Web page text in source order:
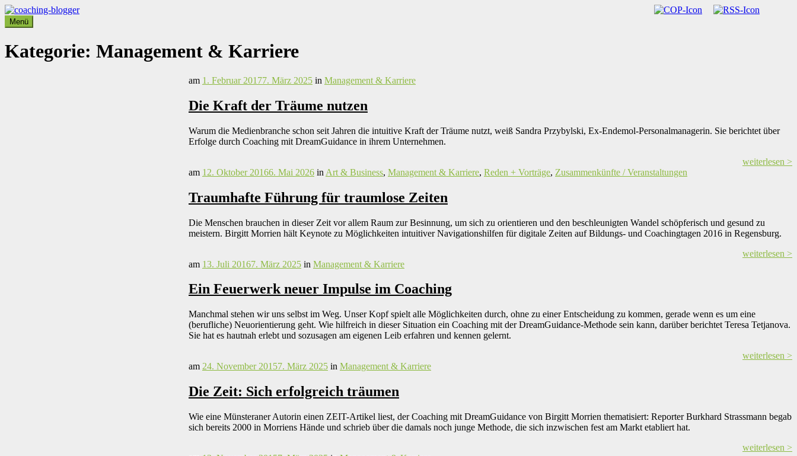
Weiter
zum
Inhalt
coaching-blogger
Refugium für vielseitige Persönlichkeiten
Menü
Kategorie: Management & Karriere
am 1. Februar 20177. März 2025 in Management & Karriere
Die Kraft der Träume nutzen
Warum die Medienbranche schon seit Jahren die intuitive Kraft der Träume nutzt, weiß Sandra Przybylski, Ex-Endemol-Personalmanagerin. Sie berichtet über
Erfolge durch Coaching mit DreamGuidance in ihrem Unternehmen.
weiterlesen >
am 12. Oktober 20166. Mai 2026 in Art & Business, Management & Karriere, Reden + Vorträge, Zusammenkünfte / Veranstaltungen
Traumhafte Führung für traumlose Zeiten
Die Menschen brauchen in dieser Zeit vor allem Raum zur Besinnung, um sich zu orientieren und den beschleunigten Wandel schöpferisch und gesund zu
meistern. Birgitt Morrien hält Keynote zu Möglichkeiten intuitiver Navigationshilfen für digitale Zeiten auf Bildungs- und Coachingtagen 2016 in Regensburg.
weiterlesen >
am 13. Juli 20167. März 2025 in Management & Karriere
Ein Feuerwerk neuer Impulse im Coaching
Manchmal stehen wir uns selbst im Weg. Unser Kopf spielt alle Möglichkeiten durch, ohne zu einer Entscheidung zu kommen, gerade wenn es um eine
(berufliche) Neuorientierung geht. Wie hilfreich in dieser Situation ein Coaching mit der DreamGuidance-Methode sein kann, darüber berichtet Teresa Tetjanova.
Sie hat es hautnah erlebt und sozusagen am eigenen Leib erfahren und kennen gelernt.
weiterlesen >
am 24. November 20157. März 2025 in Management & Karriere
Die Zeit: Sich erfolgreich träumen
Wie eine Münsteraner Autorin einen ZEIT-Artikel liest, der Coaching mit DreamGuidance von Birgitt Morrien thematisiert: Reporter Burkhard Strassmann begab
sich bereits 2000 in Morriens Hände und schrieb über die damals noch junge Methode, die sich inzwischen fest am Markt etabliert hat.
weiterlesen >